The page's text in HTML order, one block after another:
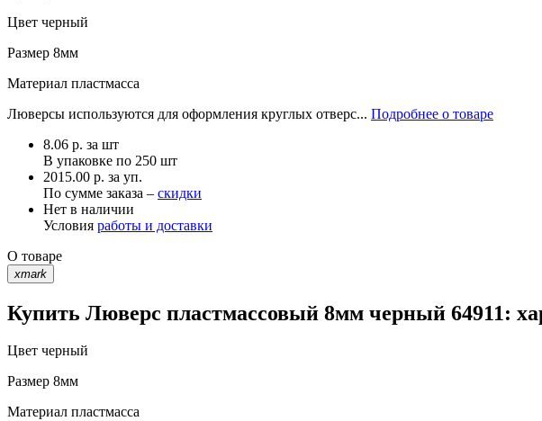
Цвет черный
Размер 8мм
Материал пластмасса
Люверсы используются для оформления круглых отверс... Подробнее о товаре
8.06 р. за шт
В упаковке по 250 шт
2015.00 р. за уп.
По сумме заказа – скидки
Нет в наличии
Условия работы и доставки
О товаре
xmark
Купить Люверс пластмассовый 8мм черный 64911:
Цвет черный
Размер 8мм
Материал пластмасса